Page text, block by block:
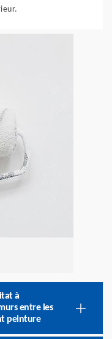
à
entre les
peinture